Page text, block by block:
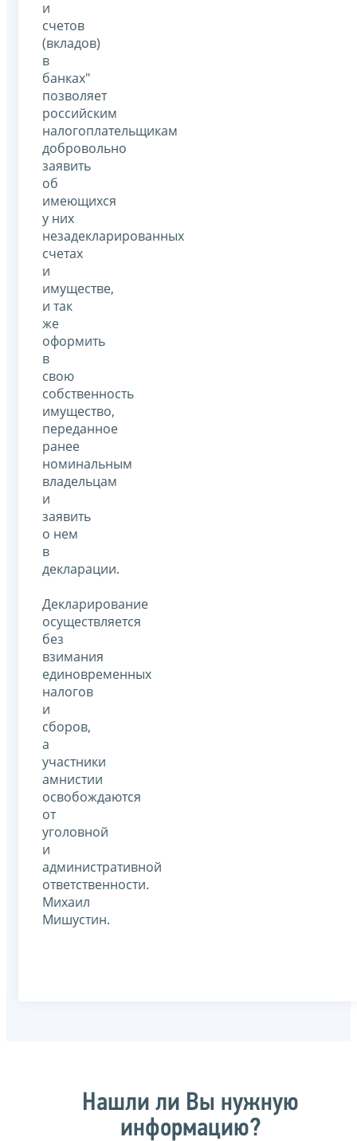
и
счетов
(вкладов)
в
банках"
позволяет
российским
налогоплательщикам
добровольно
заявить
об
имеющихся
у них
незадекларированных
счетах
и
имуществе,
и так
же
оформить
в
свою
собственность
имущество,
переданное
ранее
номинальным
владельцам
и
заявить
о нем
в
декларации.
Декларирование
осуществляется
без
взимания
единовременных
налогов
и
сборов,
а
участники
амнистии
освобождаются
от
уголовной
и
административной
ответственности.
Михаил
Мишустин.
Нашли ли Вы нужную
информацию?